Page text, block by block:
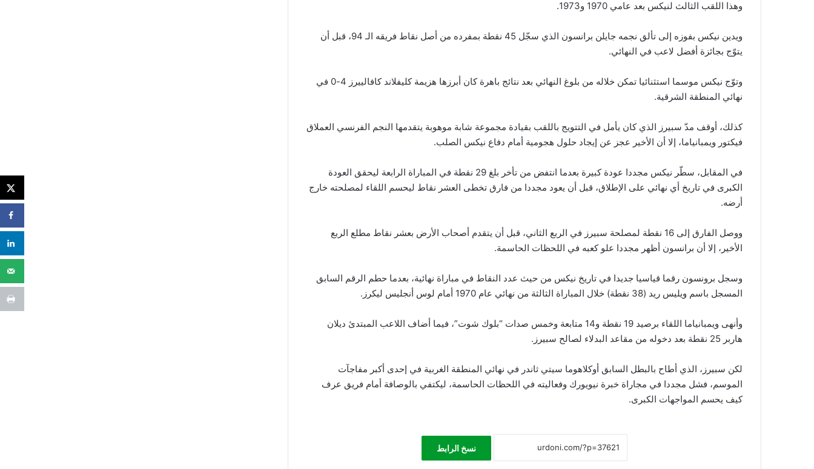
وهذا اللقب الثالث لنيكس بعد عامي 1970 و1973.
ويدين نيكس بفوزه إلى تألق نجمه جايلن برانسون الذي سجّل 45 نقطة بمفرده من أصل نقاط فريقه الـ 94، قبل أن
يتوّج بجائزة أفضل لاعب في النهائي.
وتوّج نيكس موسما استثنائيا تمكن خلاله من بلوغ النهائي بعد نتائج باهرة كان أبرزها هزيمة كليفلاند كافالييرز 4-0 في
نهائي المنطقة الشرقية.
كذلك، أوقف مدّ سبيرز الذي كان يأمل في التتويج باللقب بقيادة مجموعة شابة موهوبة يتقدمها النجم الفرنسي العملاق
فيكتور ويمبانياما، إلا أن الأخير عجز عن إيجاد حلول هجومية أمام دفاع نيكس الصلب.
في المقابل، سطّر نيكس مجددا عودة كبيرة بعدما انتفض من تأخر بلغ 29 نقطة في المباراة الرابعة ليحقق العودة
الكبرى في تاريخ أي نهائي على الإطلاق، قبل أن يعود مجددا من فارق تخطى العشر نقاط ليحسم اللقاء لمصلحته خارج
أرضه.
ووصل الفارق إلى 16 نقطة لمصلحة سبيرز في الربع الثاني، قبل أن يتقدم أصحاب الأرض بعشر نقاط مطلع الربع
الأخير، إلا أن برانسون أظهر مجددا علو كعبه في اللحظات الحاسمة.
وسجل برونسون رقما قياسيا جديدا في تاريخ نيكس من حيث عدد النقاط في مباراة نهائية، بعدما حطم الرقم السابق
المسجل باسم ويليس ريد (38 نقطة) خلال المباراة الثالثة من نهائي عام 1970 أمام لوس أنجليس ليكرز.
وأنهى ويمبانياما اللقاء برصيد 19 نقطة و14 متابعة وخمس صدات “بلوك شوت”، فيما أضاف اللاعب المبتدئ ديلان
هاربر 25 نقطة بعد دخوله من مقاعد البدلاء لصالح سبيرز.
لكن سبيرز، الذي أطاح بالبطل السابق أوكلاهوما سيتي ثاندر في نهائي المنطقة الغربية في إحدى أكبر مفاجآت
الموسم، فشل مجددا في مجاراة خبرة نيويورك وفعاليته في اللحظات الحاسمة، ليكتفي بالوصافة أمام فريق عرف
كيف يحسم المواجهات الكبرى.
نسخ الرابط